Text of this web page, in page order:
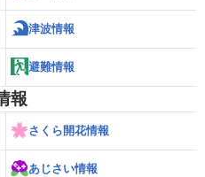
津波情報
避難情報
報
さくら開花情報
あじさい情報